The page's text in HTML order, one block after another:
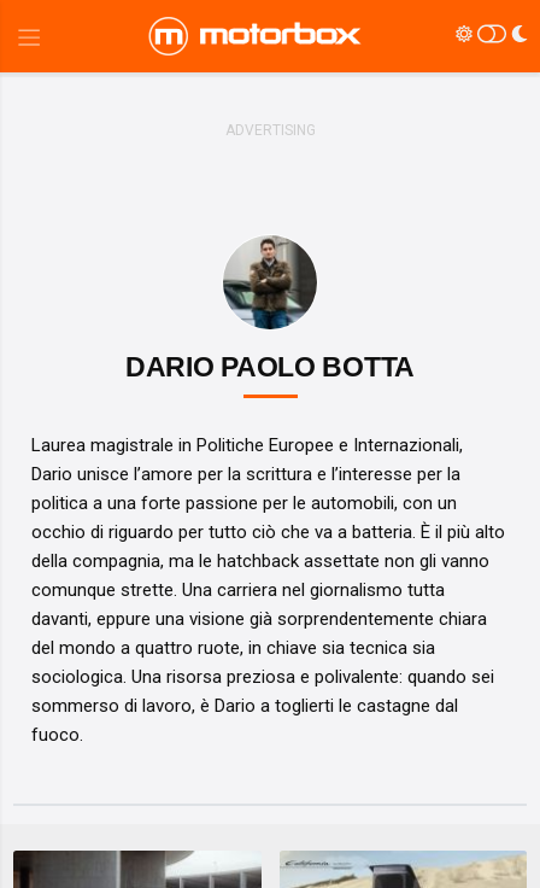
DARIO PAOLO BOTTA
Laurea magistrale in Politiche Europee e Internazionali,
Dario unisce l’amore per la scrittura e l’interesse per la
politica a una forte passione per le automobili, con un
occhio di riguardo per tutto ciò che va a batteria. È il più alto
della compagnia, ma le hatchback assettate non gli vanno
comunque strette. Una carriera nel giornalismo tutta
davanti, eppure una visione già sorprendentemente chiara
del mondo a quattro ruote, in chiave sia tecnica sia
sociologica. Una risorsa preziosa e polivalente: quando sei
sommerso di lavoro, è Dario a toglierti le castagne dal
fuoco.